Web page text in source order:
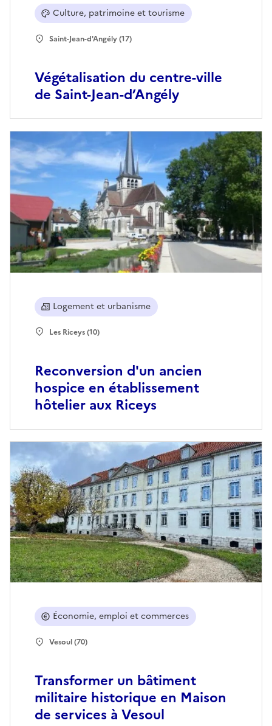
Végétalisation du centre-ville
de Saint-Jean-d’Angély
Culture, patrimoine et tourisme
Saint-Jean-d'Angély (17)
Reconversion d'un ancien
hospice en établissement
hôtelier aux Riceys
Logement et urbanisme
Les Riceys (10)
Transformer un bâtiment
militaire historique en Maison
de services à Vesoul
Économie, emploi et commerces
Vesoul (70)